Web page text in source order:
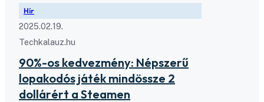
Hír
2025.02.19.
Techkalauz.hu
90%-os kedvezmény: Népszerű
lopakodós játék mindössze 2
dollárért a Steamen